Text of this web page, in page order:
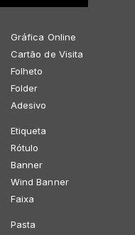
Gráfica Online
Cartão de Visita
Folheto
Folder
Adesivo
Etiqueta
Rótulo
Banner
Wind Banner
Faixa
Pasta